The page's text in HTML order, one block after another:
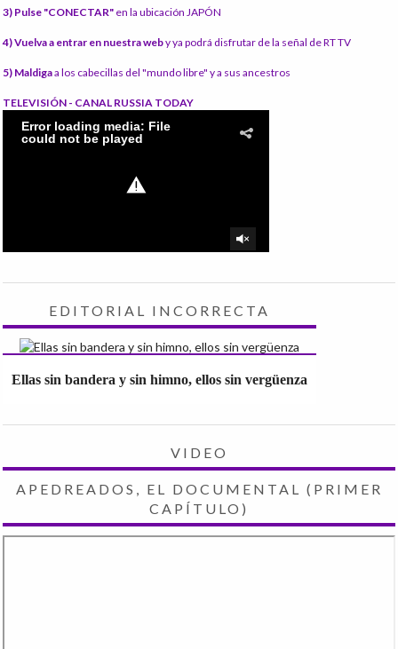
3) Pulse "CONECTAR" en la ubicación JAPÓN
4) Vuelva a entrar en nuestra weby ya podrá disfrutar de la señal de RT TV
5) Maldigaa los cabecillas del "mundo libre" y a sus ancestros
TELEVISIÓN - CANAL RUSSIA TODAY
EDITORIAL INCORRECTA
Ellas sin bandera y sin himno, ellos sin vergüenza
VIDEO
APEDREADOS, EL DOCUMENTAL (PRIMER
CAPÍTULO)